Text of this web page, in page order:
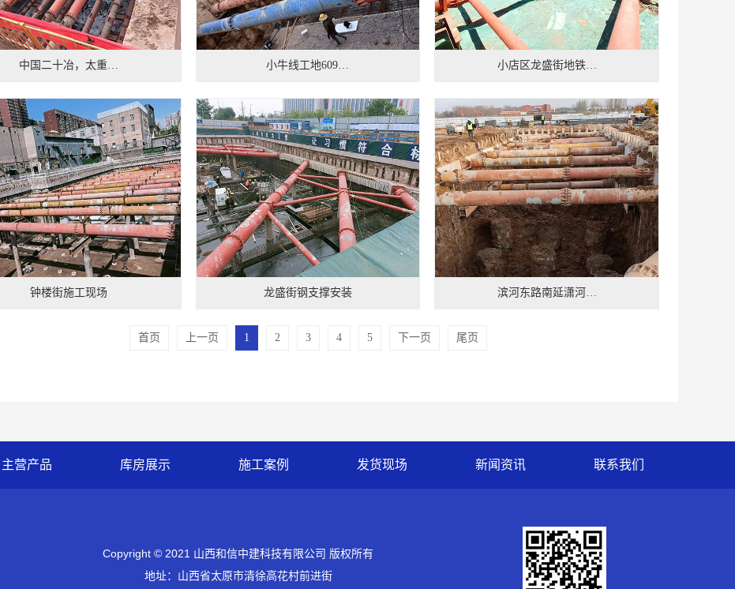
中国二十冶，太重… 小牛线工地609… 小店区龙盛街地铁…
钟楼街施工现场 龙盛街钢支撑安装 滨河东路南延潇河…
首页 上一页 1 2 3 4 5 下一页 尾页
主营产品 库房展示 施工案例 发货现场 新闻资讯 联系我们
Copyright © 2021 山西和信中建科技有限公司 版权所有
地址：山西省太原市清徐高花村前进街